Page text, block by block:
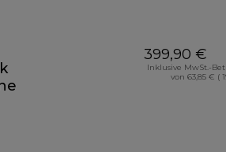
399,90 €
Inklusive MwSt.-
von 63,85 € (